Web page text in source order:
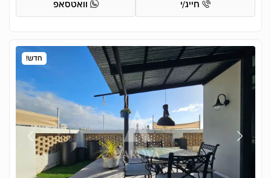
חייג/י וואטסאפ
חדש!